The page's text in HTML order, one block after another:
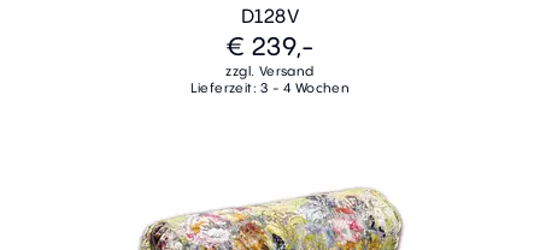
D128V
€ 239,-
zzgl. Versand
Lieferzeit: 3 - 4 Wochen